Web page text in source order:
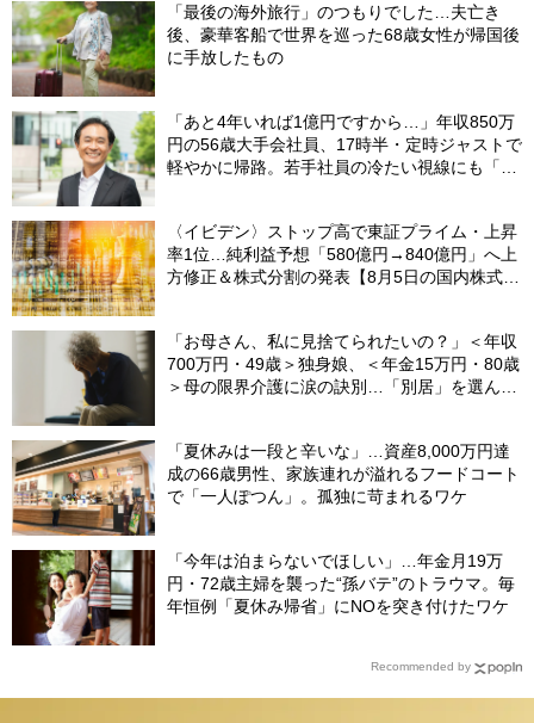
「最後の海外旅行」のつもりでした…夫亡き
後、豪華客船で世界を巡った68歳女性が帰国後
に手放したもの
「あと4年いれば1億円ですから…」年収850万
円の56歳大手会社員、17時半・定時ジャストで
軽やかに帰路。若手社員の冷たい視線にも「だ
〈イビデン〉ストップ高で東証プライム・上昇
率1位…純利益予想「580億円→840億円」へ上
方修正＆株式分割の発表【8月5日の国内株式市
「お母さん、私に見捨てられたいの？」＜年収
700万円・49歳＞独身娘、＜年金15万円・80歳
＞母の限界介護に涙の訣別…「別居」を選んだ
「夏休みは一段と辛いな」…資産8,000万円達
成の66歳男性、家族連れが溢れるフードコート
で「一人ぽつん」。孤独に苛まれるワケ
「今年は泊まらないでほしい」…年金月19万
円・72歳主婦を襲った“孫バテ”のトラウマ。毎
年恒例「夏休み帰省」にNOを突き付けたワケ
Recommended by